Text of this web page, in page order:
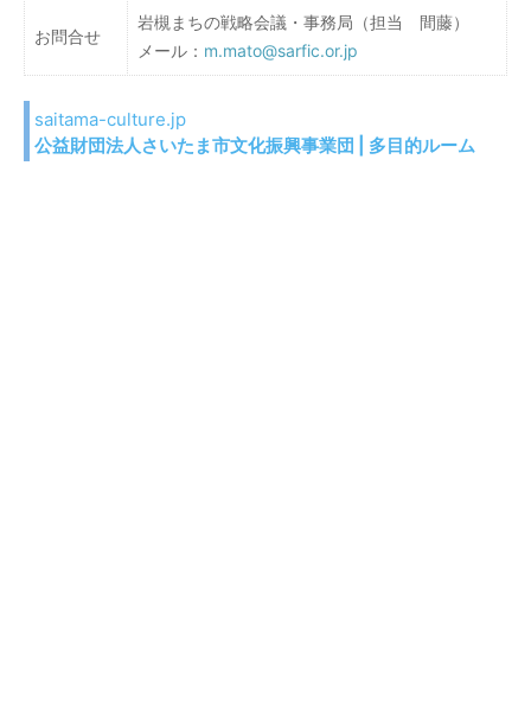
お問合せ
岩槻まちの戦略会議・事務局（担当 間藤）
メール： m.mato@sarfic.or.jp
saitama-culture.jp
公益財団法人さいたま市文化振興事業団 | 多目的ルーム